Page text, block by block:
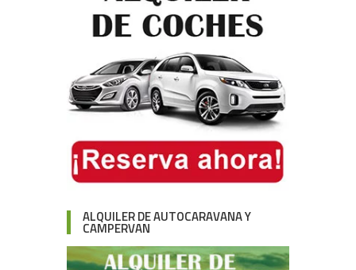
ALQUILER DE AUTOCARAVANA Y
CAMPERVAN